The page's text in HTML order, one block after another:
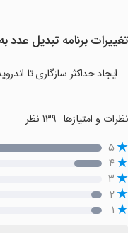
تغییرات برنامه تبدیل
ایجاد حداکثر سازگاری تا اندروید
نظرات و امتیازها
۵
۴
۳
۲
۱